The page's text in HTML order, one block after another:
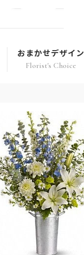
おまかせデザイン
Florist's Choice